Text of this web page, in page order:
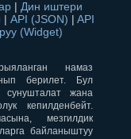
| Дин иштери
| API (JSON) | API
(Widget)
намаз
берилет. Бул
сунушталат жана
кепилденбейт.
мезгилдик
байланыштуу